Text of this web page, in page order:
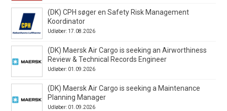
(DK) CPH søger en Safety Risk Management
Koordinator
Udløber: 17.08.2026
(DK) Maersk Air Cargo is seeking an Airworthiness
Review & Technical Records Engineer
Udløber: 01.09.2026
(DK) Maersk Air Cargo is seeking a Maintenance
Planning Manager
Udløber: 01.09.2026